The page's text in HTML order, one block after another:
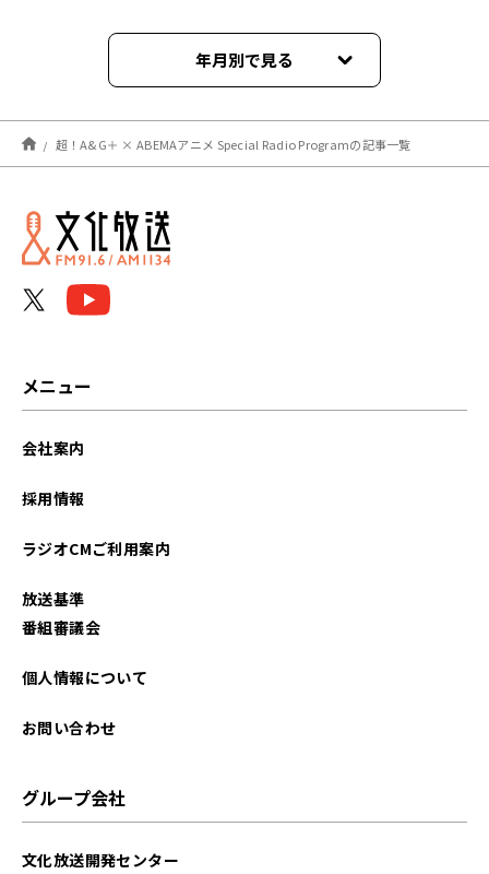
年月別で見る
2022年12月
2022年11月
2022年10月
2022年01月
2021年10月
超！A&G＋ × ABEMAアニメ Special Radio Programの記事一覧
メニュー
会社案内
採用情報
ラジオCMご利用案内
放送基準
番組審議会
個人情報について
お問い合わせ
グループ会社
文化放送開発センター